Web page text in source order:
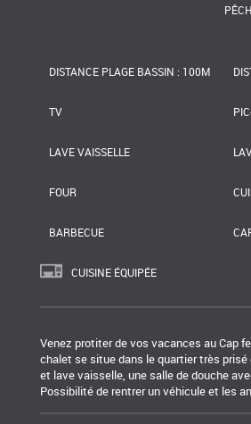
DISTANCE PLAGE BASSIN : 100M
TV
LAVE VAISSELLE
FOUR
BARBECUE
CUISINE ÉQUIPÉE
Venez protiter de vos vacances au Cap
chalet se situe dans le quartier très prisé
et lave vaisselle, une salle de douche
Possibilité de rentrer un véhicule et les